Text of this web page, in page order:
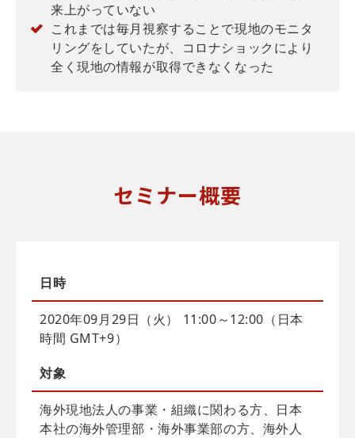
来上がっていない
これまでは毎月視察することで現地のモニタ
リングをしていたが、コロナショックにより
全く現地の情報が取得できなくなった
セミナー概要
日時
2020年09月29日（火） 11:00～12:00（日本
時間 GMT+9）
対象
海外現地法人の事業・組織に関わる方、日本
本社の海外管理部・海外事業部の方、海外人